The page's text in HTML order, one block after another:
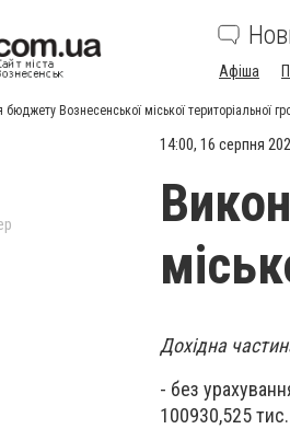
Афіша
бюджету Вознесенської міської територіальної
14:00, 16 серпня
Дохідна
- без
100930,525